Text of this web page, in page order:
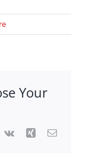
Your
Vk Xing E-